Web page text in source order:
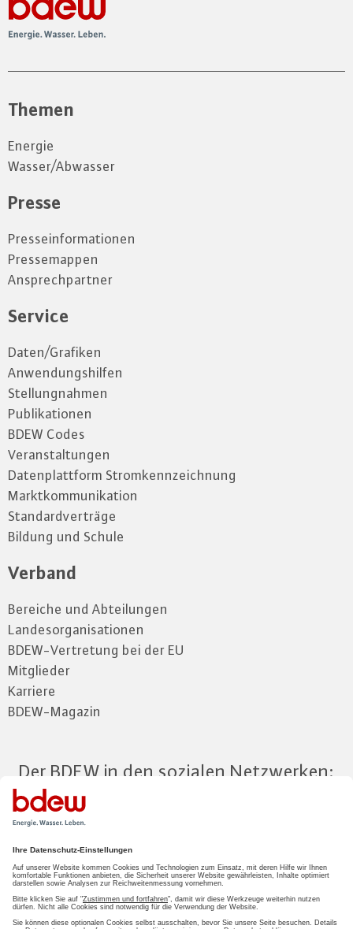
Themen
Energie
Wasser/Abwasser
Presse
Presseinformationen
Pressemappen
Ansprechpartner
Service
Daten/Grafiken
Anwendungshilfen
Stellungnahmen
Publikationen
BDEW Codes
Veranstaltungen
Datenplattform Stromkennzeichnung
Marktkommunikation
Standardverträge
Bildung und Schule
Verband
Bereiche und Abteilungen
Landesorganisationen
BDEW-Vertretung bei der EU
Mitglieder
Karriere
BDEW-Magazin
Der BDEW in den sozialen Netzwerken:
Zum Mitgliederbereich
LOGIN